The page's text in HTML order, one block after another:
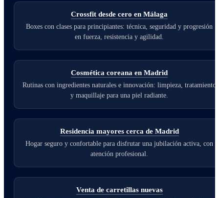
Crossfit desde cero en Málaga
Boxes con clases para principiantes: técnica, seguridad y progresión
en fuerza, resistencia y agilidad.
Cosmética coreana en Madrid
Rutinas con ingredientes naturales e innovación: limpieza, tratamiento
y maquillaje para una piel radiante.
Residencia mayores cerca de Madrid
Hogar seguro y confortable para disfrutar una jubilación activa, con
atención profesional.
Venta de carretillas nuevas